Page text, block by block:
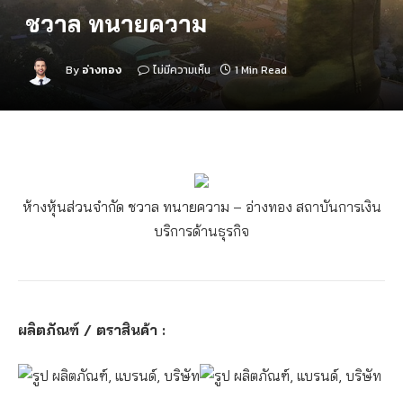
ชวาล ทนายความ
By อ่างทอง ไม่มีความเห็น 1 Min Read
ห้างหุ้นส่วนจำกัด ชวาล ทนายความ – อ่างทอง สถาบันการเงิน
บริการด้านธุรกิจ
ผลิตภัณฑ์ / ตราสินค้า :